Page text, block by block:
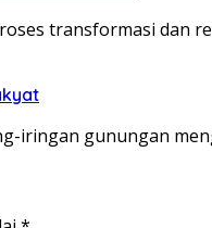
transformasi
iringan gunungan